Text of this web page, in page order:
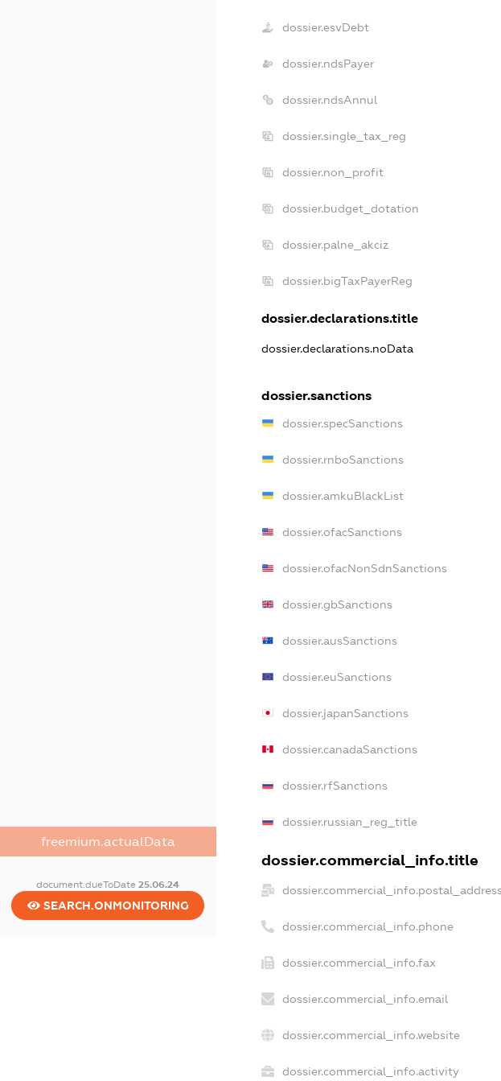
freemium.actualData
document.dueToDate25.06.24
SEARCH.ONMONITORING
dossier.esvDebt
dossier.ndsPayer
dossier.ndsAnnul
dossier.single_tax_reg
dossier.non_profit
dossier.budget_dotation
dossier.palne_akciz
dossier.bigTaxPayerReg
dossier.declarations.title
dossier.declarations.noData
dossier.sanctions
dossier.specSanctions
dossier.rnboSanctions
dossier.amkuBlackList
dossier.ofacSanctions
dossier.ofacNonSdnSanctions
dossier.gbSanctions
dossier.ausSanctions
dossier.euSanctions
dossier.japanSanctions
dossier.canadaSanctions
dossier.rfSanctions
dossier.russian_reg_title
dossier.commercial_info.title
dossier.commercial_info.phone
dossier.commercial_info.fax
dossier.commercial_info.email
dossier.commercial_info.website
dossier.commercial_info.activity